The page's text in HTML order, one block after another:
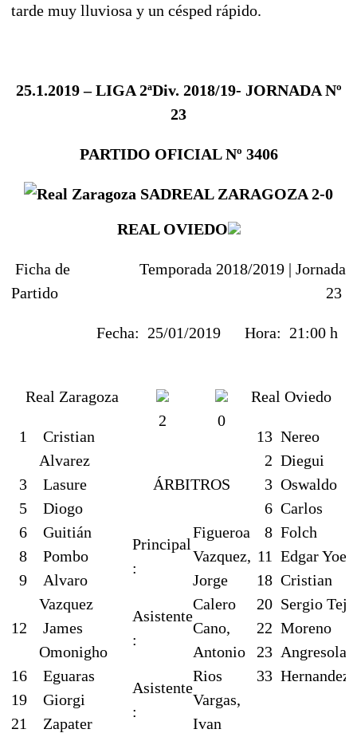
tarde muy lluviosa y un césped rápido.
25.1.2019– LIGA 2ªDiv. 2018/19- JORNADA Nº
23
PARTIDO OFICIAL Nº 3406
REAL ZARAGOZA 2-0
REAL OVIEDO
Ficha de
Partido
Temporada 2018/2019 | Jornada
23
Fecha: 25/01/2019 Hora: 21:00 h
Real Zaragoza
1
Cristian
Alvarez
3
Lasure
5
Diogo
6
Guitián
8
Pombo
9
Alvaro
Vazquez
12
James
Omonigho
16
Eguaras
19
Giorgi
21
Zapater
2 0
ÁRBITROS
Principal
:
Figueroa
Vazquez,
Jorge
Asistente
:
Calero
Cano,
Antonio
Asistente
:
Rios
Vargas,
Ivan
Real Oviedo
13 Nereo
2 Diegui
3 Oswaldo
6 Carlos
8 Folch
11 Edgar Yoel
18 Cristian
20 Sergio
22 Moreno
23 Angresola
33 Hernandez